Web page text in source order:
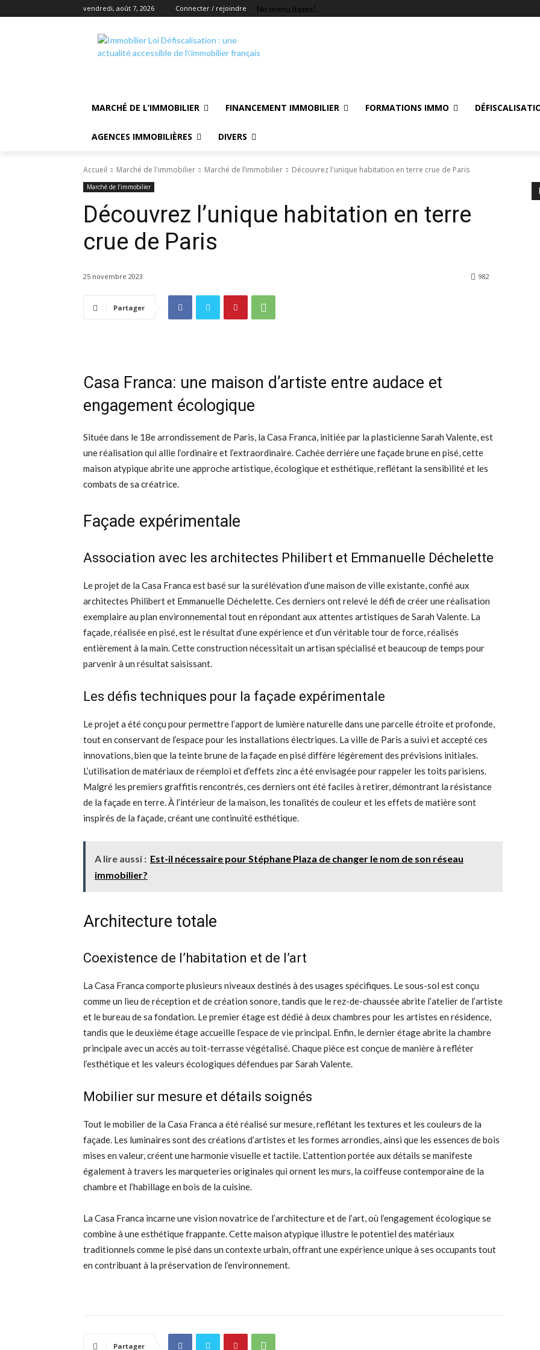
vendredi, août 7, 2026 Connecter / rejoindre No menu items!
MARCHÉ DE L’IMMOBILIER FINANCEMENT IMMOBILIER FORMATIONS IMMO
AGENCES IMMOBILIÈRES DIVERS
Accueil Marché de l'immobilier Marché de l’immobilier Découvrez l'unique habitation en terre crue de Paris
Marché de l’immobilier
Découvrez l’unique habitation en terre
crue de Paris
25 novembre 2023 982
Partager
Casa Franca: une maison d’artiste entre audace et
engagement écologique
Située dans le 18e arrondissement de Paris, la Casa Franca, initiée par la plasticienne Sarah Valente, est
une réalisation qui allie l’ordinaire et l’extraordinaire. Cachée derrière une façade brune en pisé, cette
maison atypique abrite une approche artistique, écologique et esthétique, reflétant la sensibilité et les
combats de sa créatrice.
Façade expérimentale
Association avec les architectes Philibert et Emmanuelle Déchelette
Le projet de la Casa Franca est basé sur la surélévation d’une maison de ville existante, confié aux
architectes Philibert et Emmanuelle Déchelette. Ces derniers ont relevé le défi de créer une réalisation
exemplaire au plan environnemental tout en répondant aux attentes artistiques de Sarah Valente. La
façade, réalisée en pisé, est le résultat d’une expérience et d’un véritable tour de force, réalisés
entièrement à la main. Cette construction nécessitait un artisan spécialisé et beaucoup de temps pour
parvenir à un résultat saisissant.
Les défis techniques pour la façade expérimentale
Le projet a été conçu pour permettre l’apport de lumière naturelle dans une parcelle étroite et profonde,
tout en conservant de l’espace pour les installations électriques. La ville de Paris a suivi et accepté ces
innovations, bien que la teinte brune de la façade en pisé diffère légèrement des prévisions initiales.
L’utilisation de matériaux de réemploi et d’effets zinc a été envisagée pour rappeler les toits parisiens.
Malgré les premiers graffitis rencontrés, ces derniers ont été faciles à retirer, démontrant la résistance
de la façade en terre. À l’intérieur de la maison, les tonalités de couleur et les effets de matière sont
inspirés de la façade, créant une continuité esthétique.
A lire aussi : Est-il nécessaire pour Stéphane Plaza de changer le nom de son réseau
immobilier?
Architecture totale
Coexistence de l’habitation et de l’art
La Casa Franca comporte plusieurs niveaux destinés à des usages spécifiques. Le sous-sol est conçu
comme un lieu de réception et de création sonore, tandis que le rez-de-chaussée abrite l’atelier de l’artiste
et le bureau de sa fondation. Le premier étage est dédié à deux chambres pour les artistes en résidence,
tandis que le deuxième étage accueille l’espace de vie principal. Enfin, le dernier étage abrite la chambre
principale avec un accès au toit-terrasse végétalisé. Chaque pièce est conçue de manière à refléter
l’esthétique et les valeurs écologiques défendues par Sarah Valente.
Mobilier sur mesure et détails soignés
Tout le mobilier de la Casa Franca a été réalisé sur mesure, reflétant les textures et les couleurs de la
façade. Les luminaires sont des créations d’artistes et les formes arrondies, ainsi que les essences de bois
mises en valeur, créent une harmonie visuelle et tactile. L’attention portée aux détails se manifeste
également à travers les marqueteries originales qui ornent les murs, la coiffeuse contemporaine de la
chambre et l’habillage en bois de la cuisine.
La Casa Franca incarne une vision novatrice de l’architecture et de l’art, où l’engagement écologique se
combine à une esthétique frappante. Cette maison atypique illustre le potentiel des matériaux
traditionnels comme le pisé dans un contexte urbain, offrant une expérience unique à ses occupants tout
en contribuant à la préservation de l’environnement.
Partager